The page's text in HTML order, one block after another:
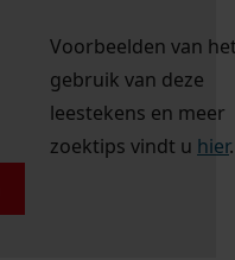
Voorbeelden van
gebruik van deze
leestekens en meer
zoektips vindt u hier.